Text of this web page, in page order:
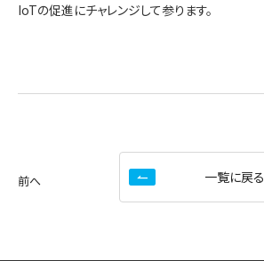
IoTの促進にチャレンジして参ります。
前へ 一覧に戻る